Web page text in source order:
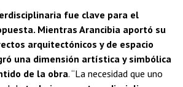
fue clave para el
Mientras Arancibia aportó su
arquitectónicos y de espacio
una dimensión artística y simbólica
de la obra. “La necesidad que uno